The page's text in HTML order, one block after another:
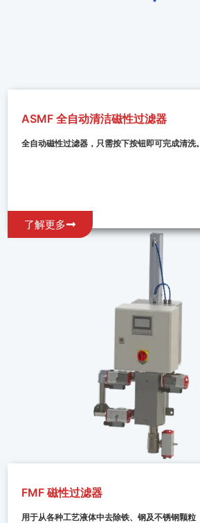
ASMF 全自动清洁磁性过滤器
全自动磁性过滤器，只需按下按钮即可完成清洗。
了解更多
FMF 磁性过滤器
用于从各种工艺液体中去除铁、钢及不锈钢颗粒